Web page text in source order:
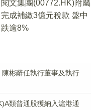
閱文集團(00772.HK)附屬
完成補繳3億元稅款 盤中
跌逾8%
彬辭任執行董事及執行
類普通股獲納入滬港通